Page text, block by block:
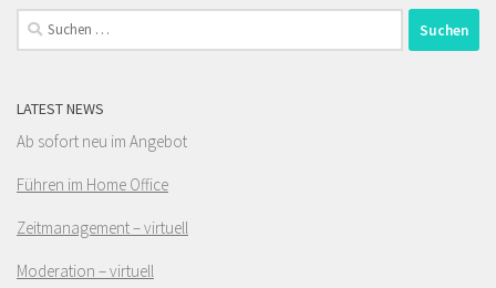
Suchen
nach:
LATEST NEWS
Ab sofort neu im Angebot
Führen im Home Office
Zeitmanagement – virtuell
Moderation – virtuell